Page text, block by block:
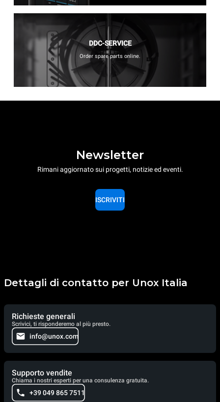
DDC-SERVICE
Order spare parts online.
Newsletter
Rimani aggiornato sui progetti, notizie ed eventi.
ISCRIVITI
Dettagli di contatto per Unox Italia
Richieste generali
Scrivici, ti risponderemo al più presto.
info@unox.com
Supporto vendite
Chiama i nostri esperti per una consulenza gratuita.
+39 049 865 7511